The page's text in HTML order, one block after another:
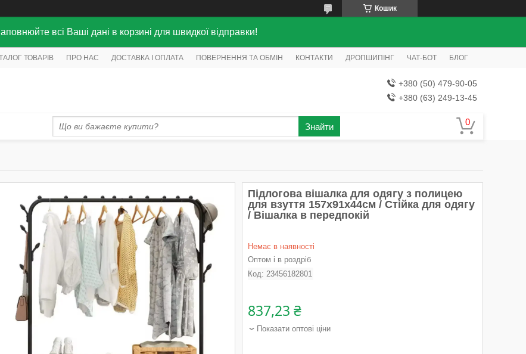
Кошик
всі Ваші дані в корзині для швидкої відправки!
ТОВАРІВ ПРО НАС ДОСТАВКА І ОПЛАТА ПОВЕРНЕННЯ ТА ОБМІН КОНТАКТИ ДРОПШИПІНГ ЧАТ-БОТ БЛОГ
+380 (50) 479-90-05
+380 (63) 249-13-45
Знайти
Підлогова вішалка для одягу з полицею
для взуття 157х91х44см / Стійка для одягу
/ Вішалка в передпокій
Немає в наявності
Оптом і в роздріб
Код: 23456182801
837,23 ₴
Показати оптові ціни